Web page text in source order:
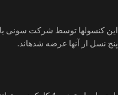
پنج نسل از آنها عرضه شدهاند.